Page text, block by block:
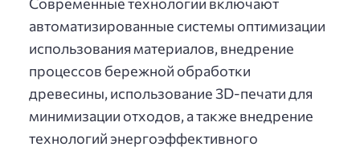
автоматизированные системы оптимизации
использования материалов, внедрение
процессов бережной обработки
древесины, использование 3D-печати для
минимизации отходов, а также внедрение
технологий энергоэффективного